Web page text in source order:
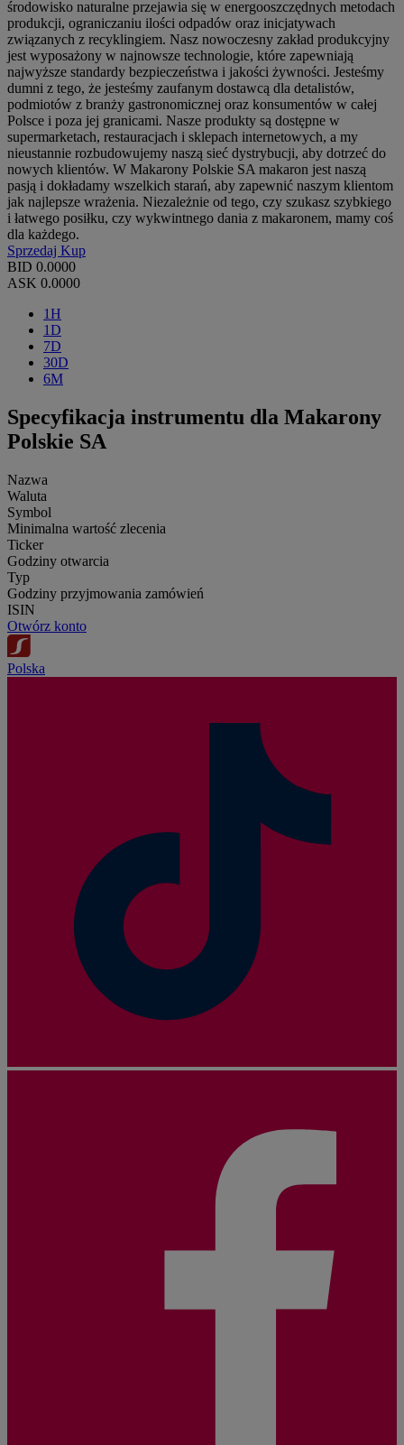
środowisko naturalne przejawia się w energooszczędnych metodach
produkcji, ograniczaniu ilości odpadów oraz inicjatywach
związanych z recyklingiem. Nasz nowoczesny zakład produkcyjny
jest wyposażony w najnowsze technologie, które zapewniają
najwyższe standardy bezpieczeństwa i jakości żywności. Jesteśmy
dumni z tego, że jesteśmy zaufanym dostawcą dla detalistów,
podmiotów z branży gastronomicznej oraz konsumentów w całej
Polsce i poza jej granicami. Nasze produkty są dostępne w
supermarketach, restauracjach i sklepach internetowych, a my
nieustannie rozbudowujemy naszą sieć dystrybucji, aby dotrzeć do
nowych klientów. W Makarony Polskie SA makaron jest naszą
pasją i dokładamy wszelkich starań, aby zapewnić naszym klientom
jak najlepsze wrażenia. Niezależnie od tego, czy szukasz szybkiego
i łatwego posiłku, czy wykwintnego dania z makaronem, mamy coś
dla każdego.
Sprzedaj Kup
BID 0.0000
ASK 0.0000
1H
1D
7D
30D
6M
Specyfikacja instrumentu dla Makarony
Polskie SA
Nazwa
Waluta
Symbol
Minimalna wartość zlecenia
Ticker
Godziny otwarcia
Typ
Godziny przyjmowania zamówień
ISIN
Otwórz konto
Polska